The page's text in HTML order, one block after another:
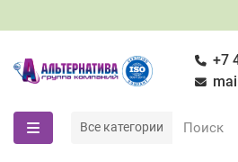
+7
Все категории